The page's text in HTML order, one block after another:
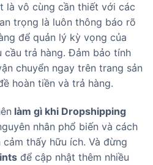
là vô cùng cần thiết với các
trọng là luôn thông báo rõ
để quản lý kỳ vọng của
cầu trả hàng. Đảm bảo tính
chuyển ngay trên trang sản
hoàn tiền và trả hàng.
làm gì khi Dropshipping
nhân phổ biến và cách
thấy hữu ích. Và đừng
để cập nhật thêm nhiều